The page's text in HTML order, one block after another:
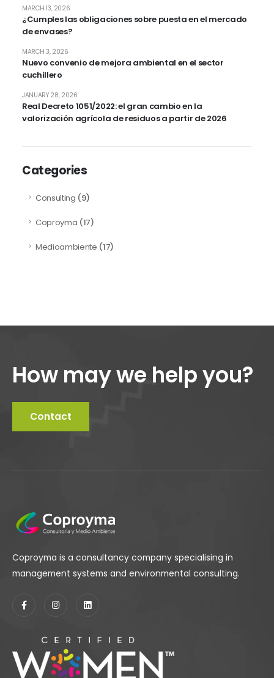
¿Cumples las obligaciones sobre puesta en el mercado
de envases?
MARCH 13, 2026
Nuevo convenio de mejora ambiental en el sector
cuchillero
MARCH 3, 2026
Real Decreto 1051/2022: el gran cambio en la
valorización agrícola de residuos a partir de 2026
JANUARY 28, 2026
Categories
Consulting (9)
Coproyma (17)
Medioambiente (17)
How may we help you?
Contact
Coproyma is a consultancy company specialising in
management systems and environmental consulting.